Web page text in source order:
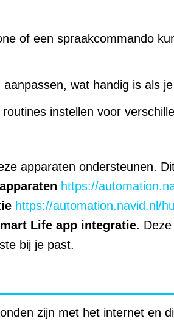
of een spraakcommando
wat handig is als
instellen voor
apparaten ondersteunen.
https://
https://automation.navid.nl/
Life app integratie.
bij je past.
zijn met het internet en